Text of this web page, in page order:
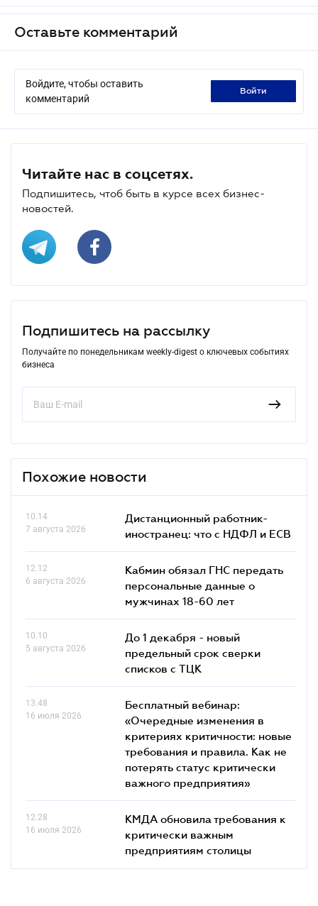
Оставьте комментарий
Войдите, чтобы оставить
комментарий
войти
Читайте нас в соцсетях.
Подпишитесь, чтоб быть в курсе всех бизнес-
новостей.
Подпишитесь на рассылку
Получайте по понедельникам weekly-digest о ключевых событиях
бизнеса
Похожие новости
10.14
7 августа 2026
Дистанционный работник-
иностранец: что с НДФЛ и ЕСВ
12.12
6 августа 2026
Кабмин обязал ГНС передать
персональные данные о
мужчинах 18-60 лет
10.10
5 августа 2026
До 1 декабря - новый
предельный срок сверки
списков c ТЦК
13.48
16 июля 2026
Бесплатный вебинар:
«Очередные изменения в
критериях критичности: новые
требования и правила. Как не
потерять статус критически
важного предприятия»
12.28
16 июля 2026
КМДА обновила требования к
критически важным
предприятиям столицы